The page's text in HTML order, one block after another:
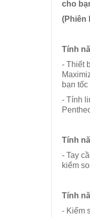
cho
(Phiên
Tính
- Thiết
bạn
- Tính
Tính
- Tay
kiểm
Tính
- Kiểm